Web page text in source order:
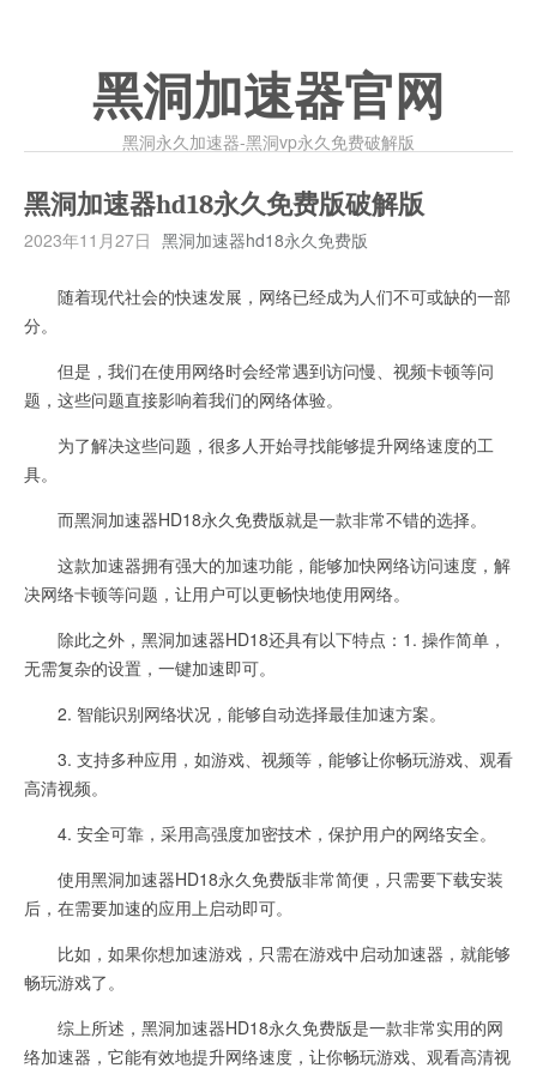
黑洞加速器官网
黑洞永久加速器-黑洞vp永久免费破解版
黑洞加速器hd18永久免费版破解版
2023年11月27日 黑洞加速器hd18永久免费版
随着现代社会的快速发展，网络已经成为人们不可或缺的一部
分。
但是，我们在使用网络时会经常遇到访问慢、视频卡顿等问
题，这些问题直接影响着我们的网络体验。
为了解决这些问题，很多人开始寻找能够提升网络速度的工
具。
而黑洞加速器HD18永久免费版就是一款非常不错的选择。
这款加速器拥有强大的加速功能，能够加快网络访问速度，解
决网络卡顿等问题，让用户可以更畅快地使用网络。
除此之外，黑洞加速器HD18还具有以下特点：1. 操作简单，
无需复杂的设置，一键加速即可。
2. 智能识别网络状况，能够自动选择最佳加速方案。
3. 支持多种应用，如游戏、视频等，能够让你畅玩游戏、观看
高清视频。
4. 安全可靠，采用高强度加密技术，保护用户的网络安全。
使用黑洞加速器HD18永久免费版非常简便，只需要下载安装
后，在需要加速的应用上启动即可。
比如，如果你想加速游戏，只需在游戏中启动加速器，就能够
畅玩游戏了。
综上所述，黑洞加速器HD18永久免费版是一款非常实用的网
络加速器，它能有效地提升网络速度，让你畅玩游戏、观看高清视